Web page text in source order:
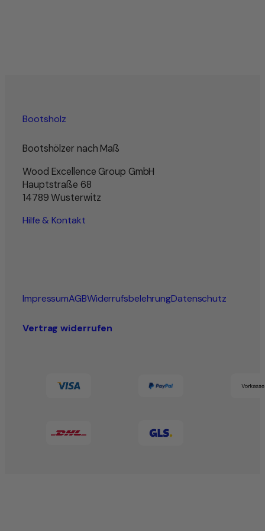
Bootsholz
Bootshölzer nach Maß
Wood Excellence Group GmbH
Hauptstraße 68
14789 Wusterwitz
Hilfe & Kontakt
ImpressumAGBWiderrufsbelehrungDatenschutz
Vertrag widerrufen